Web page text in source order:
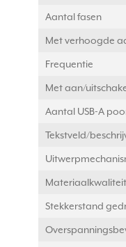
Aantal fasen
Met verhoogde
Frequentie
Met aan/
Aantal USB-A
Tekstveld/
Materiaalkwaliteit
Stekkerstand